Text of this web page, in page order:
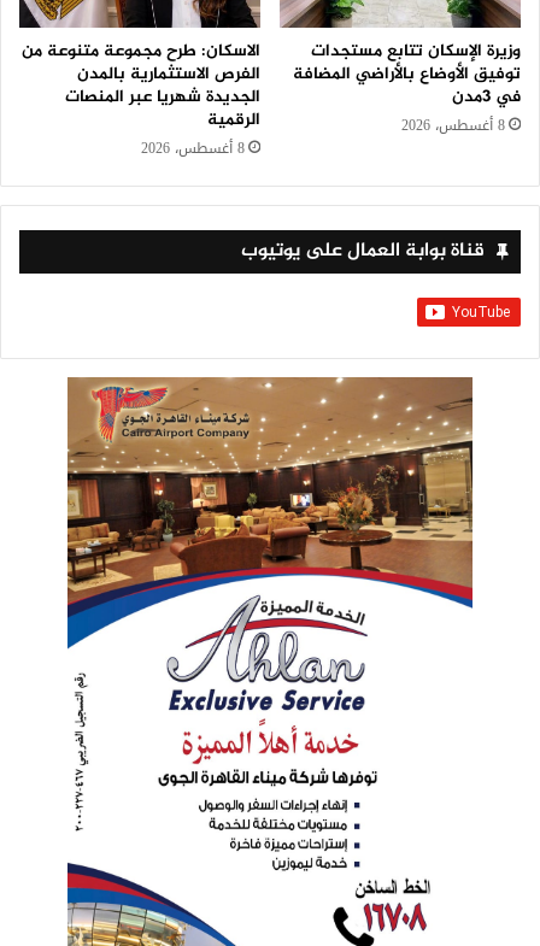
وزيرة الإسكان تتابع مستجدات
توفيق الأوضاع بالأراضي المضافة
في 3مدن
8 أغسطس، 2026
الاسكان: طرح مجموعة متنوعة من
الفرص الاستثمارية بالمدن
الجديدة شهريا عبر المنصات
الرقمية
8 أغسطس، 2026
قناة بوابة العمال على يوتيوب